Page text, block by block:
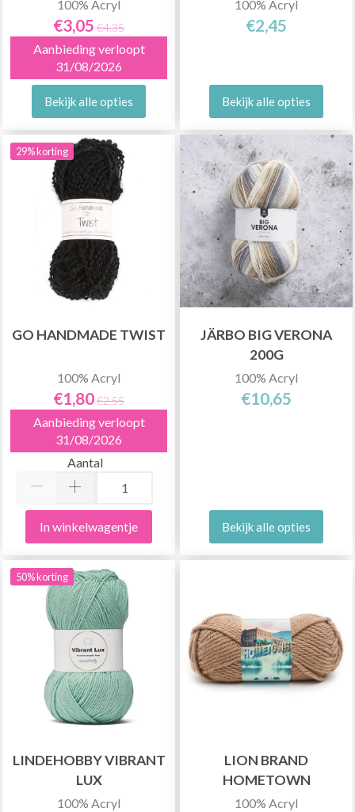
100% Acryl
€3,05 €4,35
Aanbieding verloopt
31/08/2026
Bekijk alle opties
100% Acryl
€2,45
Bekijk alle opties
29% korting
GO HANDMADE TWIST
100% Acryl
€1,80€2,55
Aanbieding verloopt
31/08/2026
Aantal
In winkelwagentje
JÄRBO BIG VERONA
200G
100% Acryl
€10,65
Bekijk alle opties
50% korting
LINDEHOBBY VIBRANT
LUX
100% Acryl
LION BRAND
HOMETOWN
100% Acryl